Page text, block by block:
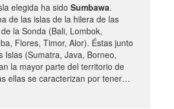
elegida ha sido Sumbawa.
de las islas de la hilera de las
la Sonda (Bali, Lombok,
Flores, Timor, Alor). Éstas junto
Islas (Sumatra, Java, Borneo,
la mayor parte del territorio de
ellas se caracterizan por tener…